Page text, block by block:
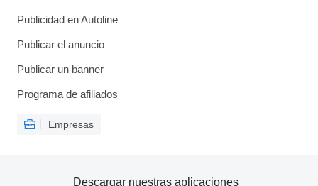
Publicidad en Autoline
Publicar el anuncio
Publicar un banner
Programa de afiliados
Empresas
Descargar nuestras aplicaciones